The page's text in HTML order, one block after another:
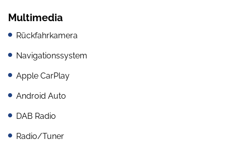
Multimedia
Rückfahrkamera
Navigationssystem
Apple CarPlay
Android Auto
DAB Radio
Radio/Tuner